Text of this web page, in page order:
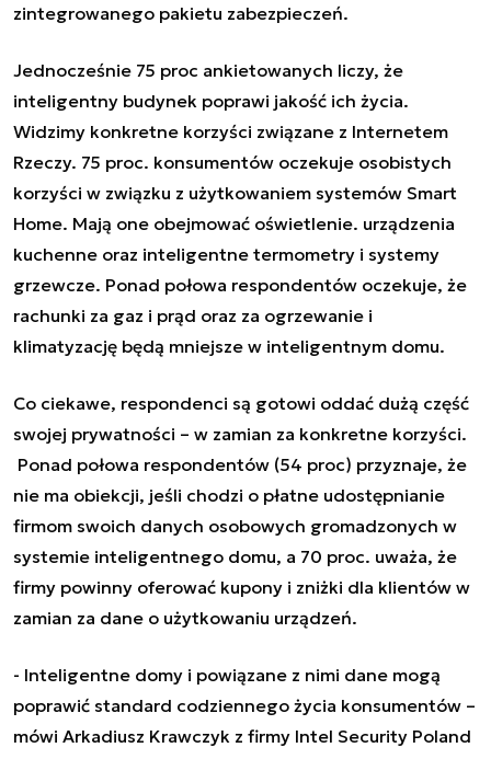
zintegrowanego pakietu zabezpieczeń.
Jednocześnie 75 proc ankietowanych liczy, że
inteligentny budynek poprawi jakość ich życia.
Widzimy konkretne korzyści związane z Internetem
Rzeczy. 75 proc. konsumentów oczekuje osobistych
korzyści w związku z użytkowaniem systemów Smart
Home. Mają one obejmować oświetlenie. urządzenia
kuchenne oraz inteligentne termometry i systemy
grzewcze. Ponad połowa respondentów oczekuje, że
rachunki za gaz i prąd oraz za ogrzewanie i
klimatyzację będą mniejsze w inteligentnym domu.
Co ciekawe, respondenci są gotowi oddać dużą część
swojej prywatności – w zamian za konkretne korzyści.
Ponad połowa respondentów (54 proc) przyznaje, że
nie ma obiekcji, jeśli chodzi o płatne udostępnianie
firmom swoich danych osobowych gromadzonych w
systemie inteligentnego domu, a 70 proc. uważa, że
firmy powinny oferować kupony i zniżki dla klientów w
zamian za dane o użytkowaniu urządzeń.
- Inteligentne domy i powiązane z nimi dane mogą
poprawić standard codziennego życia konsumentów –
mówi Arkadiusz Krawczyk z firmy Intel Security Poland